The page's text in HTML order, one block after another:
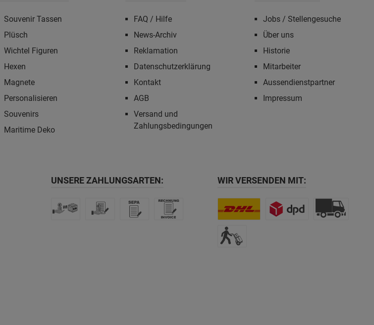
Souvenir Tassen
Plüsch
Wichtel Figuren
Hexen
Magnete
Personalisieren
Souvenirs
Maritime Deko
FAQ / Hilfe
News-Archiv
Reklamation
Datenschutzerklärung
Kontakt
AGB
Versand und
Zahlungsbedingungen
Jobs / Stellengesuche
Über uns
Historie
Mitarbeiter
Aussendienstpartner
Impressum
UNSERE ZAHLUNGSARTEN: WIR VERSENDEN MIT: